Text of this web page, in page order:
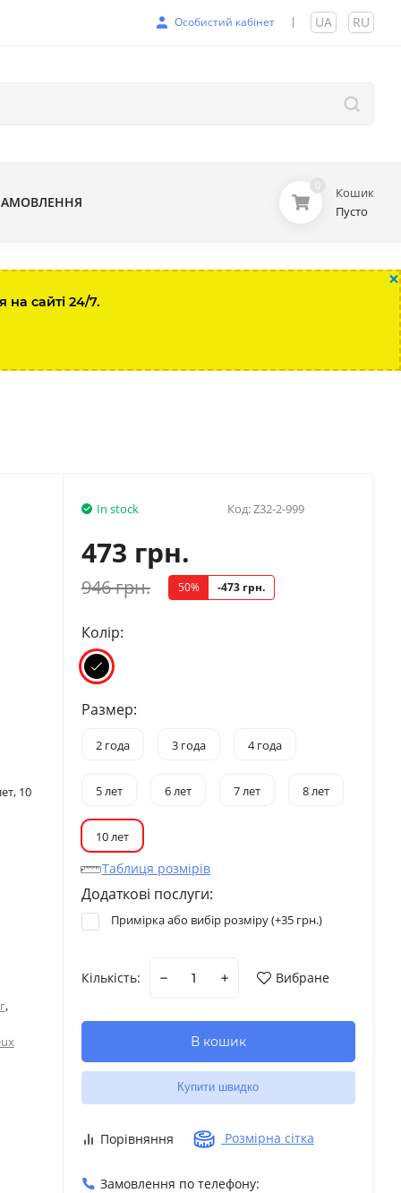
Особистий кабінет UA RU
0
Кошик
Пусто
×
сайті 24/7.
10
,
In stock Код:Z32-2-999
473 грн.
946 грн. 50% -473 грн.
Колір:
Размер:
2 года 3 года 4 года
5 лет 6 лет 7 лет 8 лет
10 лет
Таблиця розмірів
Додаткові послуги:
Примірка або вибір розміру (+35 грн.)
Кількість: Вибране
В кошик
Купити швидко
Порівняння Розмірна сітка
Замовлення по телефону: